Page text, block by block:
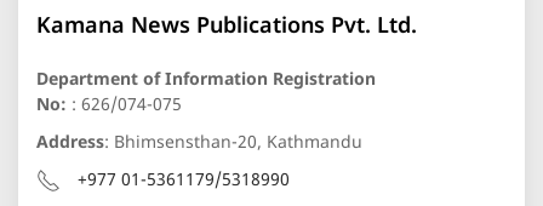
Kamana News Publications Pvt. Ltd.
Department of Information Registration
No: : 626/074-075
Address: Bhimsensthan-20, Kathmandu
+977 01-5361179/5318990